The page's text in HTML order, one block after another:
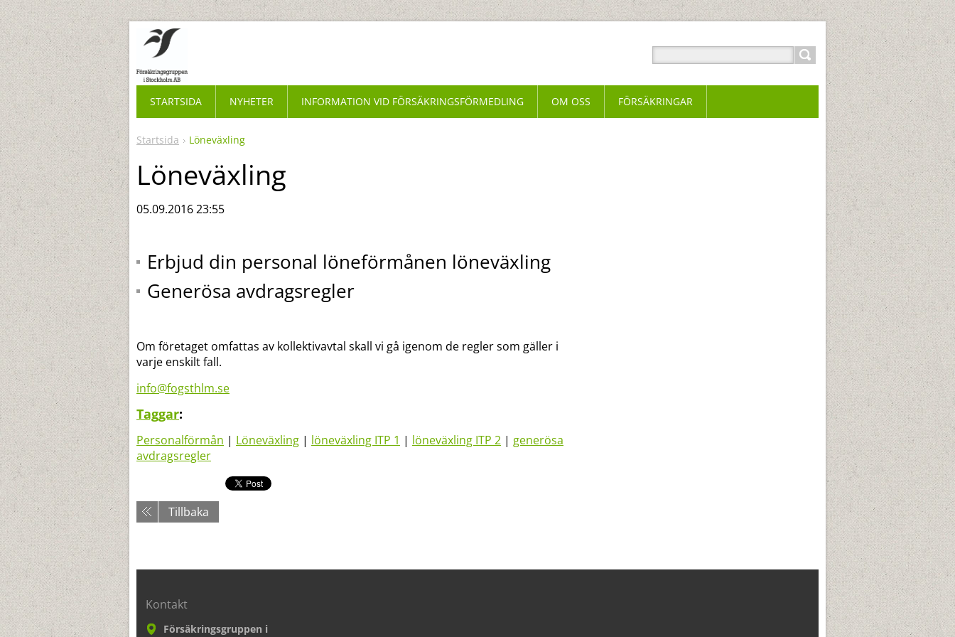
Startsida Löneväxling
Löneväxling
05.09.2016 23:55
Erbjud din personal löneförmånen löneväxling
Generösa avdragsregler
Om företaget omfattas av kollektivavtal skall vi gå igenom de regler som gäller i
varje enskilt fall.
info@fogsthlm.se
Taggar:
Personalförmån | Löneväxling | löneväxling ITP 1 | löneväxling ITP 2 | generösa
avdragsregler
Tillbaka
STARTSIDA NYHETER INFORMATION VID FÖRSÄKRINGSFÖRMEDLING OM OSS FÖRSÄKRINGAR
Kontakt
Försäkringsgruppen i